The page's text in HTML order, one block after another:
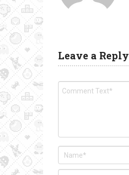
Leave a Reply